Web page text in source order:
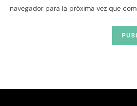
navegador para la próxima vez que